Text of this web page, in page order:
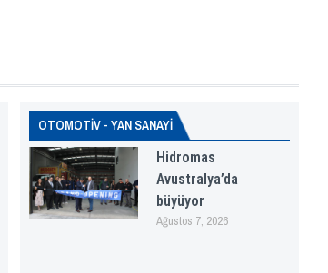
OTOMOTİV - YAN SANAYİ
Hidromas
Avustralya’da
büyüyor
Ağustos 7, 2026